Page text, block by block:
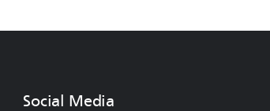
Social Media